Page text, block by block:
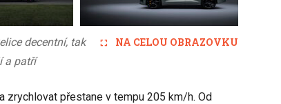
NA CELOU OBRAZOVKU
decentní, tak
a patří
zrychlovat přestane v tempu 205 km/h. Od